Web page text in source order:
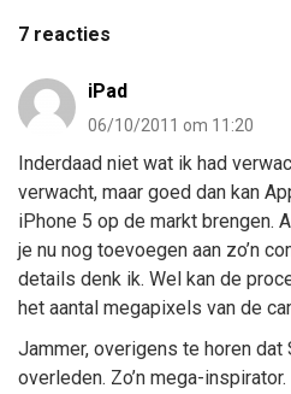
7 reacties
iPad
06/10/2011 om 11:20
Inderdaad niet wat ik had
verwacht, maar goed dan kan
iPhone 5 op de markt brengen.
je nu nog toevoegen aan zo’n
details denk ik. Wel kan de
het aantal megapixels van de
Jammer, overigens te horen
overleden. Zo’n mega-